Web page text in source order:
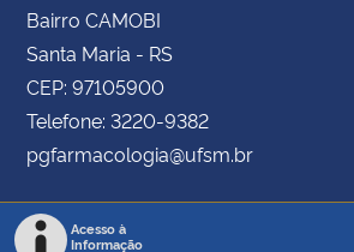
Bairro CAMOBI
Santa Maria - RS
CEP: 97105900
Telefone: 3220-9382
pgfarmacologia@ufsm.br
Acesso à
Informação